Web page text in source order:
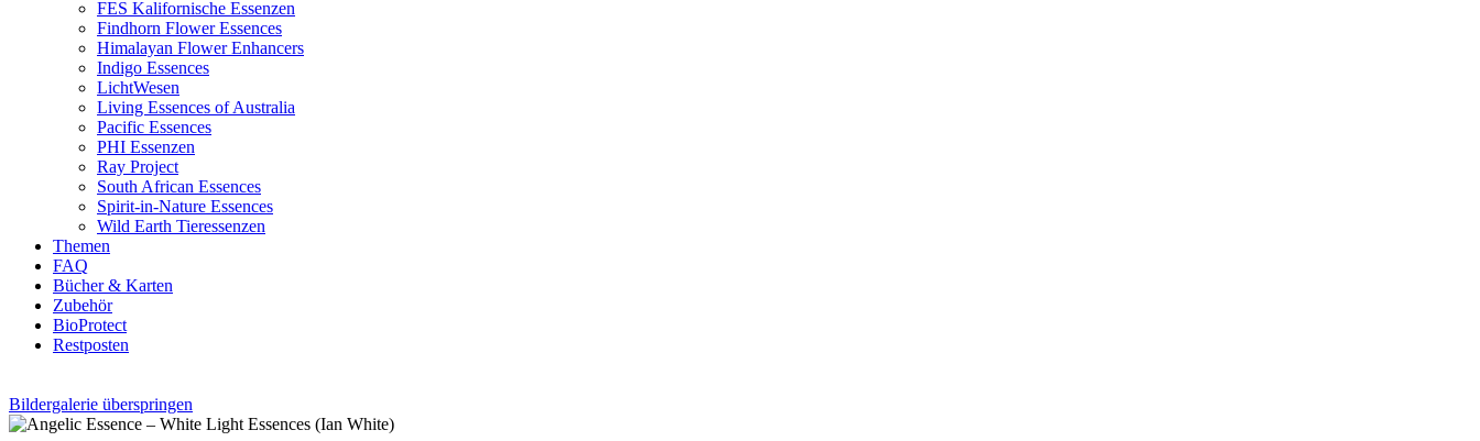
FES Kalifornische Essenzen
Findhorn Flower Essences
Himalayan Flower Enhancers
Indigo Essences
LichtWesen
Living Essences of Australia
Pacific Essences
PHI Essenzen
Ray Project
South African Essences
Spirit-in-Nature Essences
Wild Earth Tieressenzen
Themen
FAQ
Bücher & Karten
Zubehör
BioProtect
Restposten
Bildergalerie überspringen